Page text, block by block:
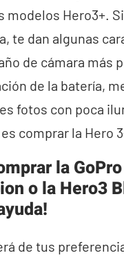
modelos Hero3+.
te dan algunas
de cámara más
de la batería,
fotos con poca
comprar la Hero
la
o la Hero3
de tus